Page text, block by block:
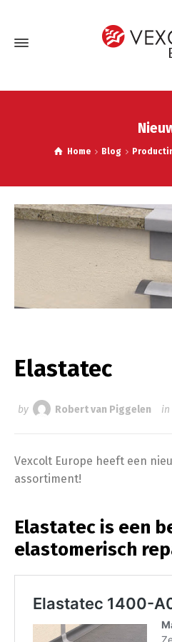
Home Blog
Elastatec
by Robert van Piggelen in
Vexcolt Europe heeft een
assortiment!
Elastatec is een
elastomerisch